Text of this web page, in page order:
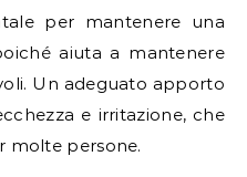
per mantenere una
aiuta a mantenere
Un adeguato apporto
e irritazione, che
molte persone.